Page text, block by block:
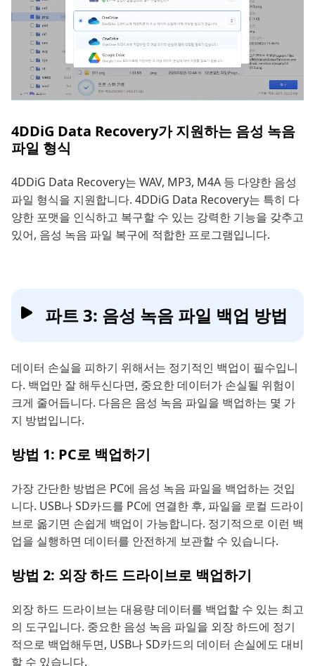
4DDiG Data Recovery가 지원하는 음성 녹음
파일 형식
4DDiG Data Recovery는 WAV, MP3, M4A 등 다양한 음성
파일 형식을 지원합니다. 4DDiG Data Recovery는 특히 다
양한 포맷을 인식하고 복구할 수 있는 강력한 기능을 갖추고
있어, 음성 녹음 파일 복구에 적합한 프로그램입니다.
파트 3: 음성 녹음 파일 백업 방법
데이터 손실을 피하기 위해서는 정기적인 백업이 필수입니
다. 백업만 잘 해두신다면, 중요한 데이터가 손실될 위험이
크게 줄어듭니다. 다음은 음성 녹음 파일을 백업하는 몇 가
지 방법입니다.
방법 1: PC로 백업하기
가장 간단한 방법은 PC에 음성 녹음 파일을 백업하는 것입
니다. USB나 SD카드를 PC에 연결한 후, 파일을 로컬 드라이
브로 옮기면 손쉽게 백업이 가능합니다. 정기적으로 이런 백
업을 실행하면 데이터를 안전하게 보관할 수 있습니다.
방법 2: 외장 하드 드라이브로 백업하기
외장 하드 드라이브는 대용량 데이터를 백업할 수 있는 최고
의 도구입니다. 중요한 음성 녹음 파일을 외장 하드에 정기
적으로 백업해두면, USB나 SD카드의 데이터 손실에도 대비
할 수 있습니다.